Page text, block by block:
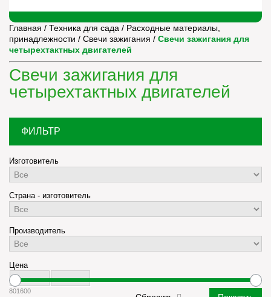
Главная / Техника для сада / Расходные материалы,
принадлежности / Свечи зажигания / Свечи зажигания для
четырехтактных двигателей
Свечи зажигания для
четырехтактных двигателей
ФИЛЬТР
Изготовитель
Страна - изготовитель
Производитель
Цена
801600